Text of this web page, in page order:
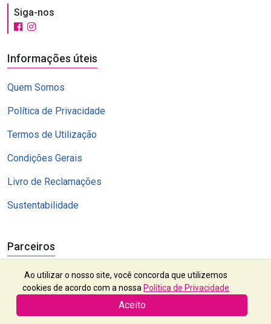
Siga-nos
Informações úteis
Quem Somos
Política de Privacidade
Termos de Utilização
Condições Gerais
Livro de Reclamações
Sustentabilidade
Parceiros
Ao utilizar o nosso site, você concorda que utilizemos
cookies de acordo com a nossa Política de Privacidade
Aceito